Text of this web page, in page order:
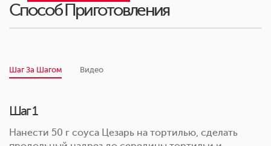
Способ Приготовления
Шаг За Шагом Видео
Шаг 1
Нанести 50 г соуса Цезарь на тортилью, сделать